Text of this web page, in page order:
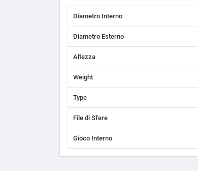
Diametro Interno
Diametro Esterno
Altezza
Weight
Type
File di Sfere
Gioco Interno